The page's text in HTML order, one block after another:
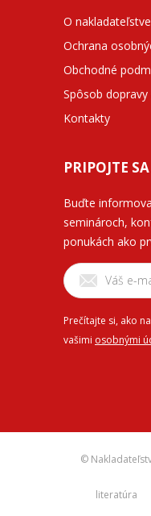
O nakladateľstve
Ochrana
Obchodné
Spôsob
Kontakty
PRIPOJTE
Buďte
seminároch,
ponukách ako
Prečítajte si, ako
vašimi osobnými
©
literatúra